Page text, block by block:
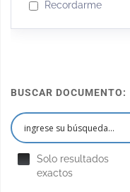
Recordarme
BUSCAR DOCUMENTO:
Solo resultados
exactos